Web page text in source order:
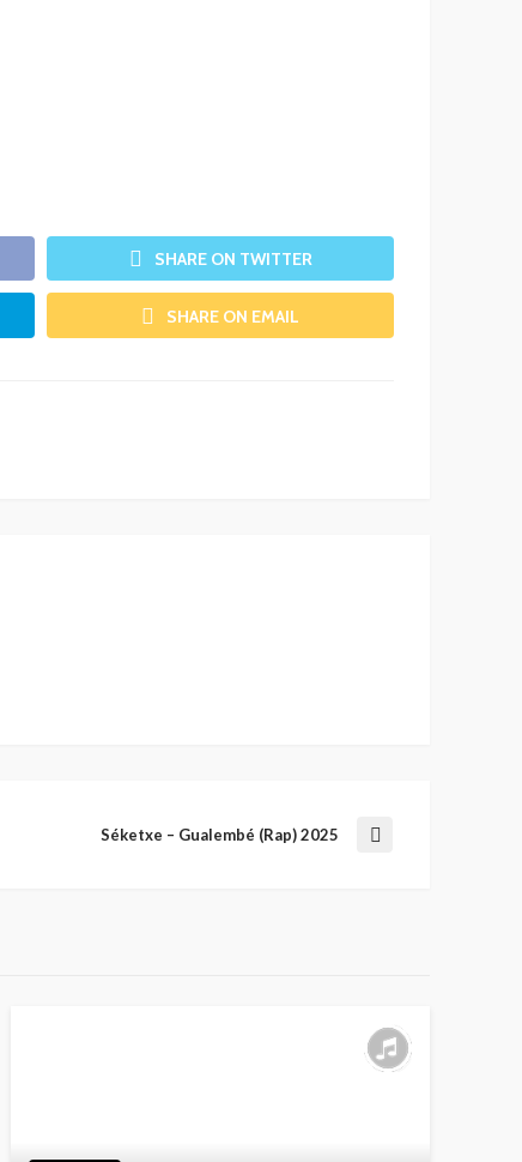
SHARE ON TWITTER
SHARE ON EMAIL
Séketxe – Gualembé (Rap) 2025